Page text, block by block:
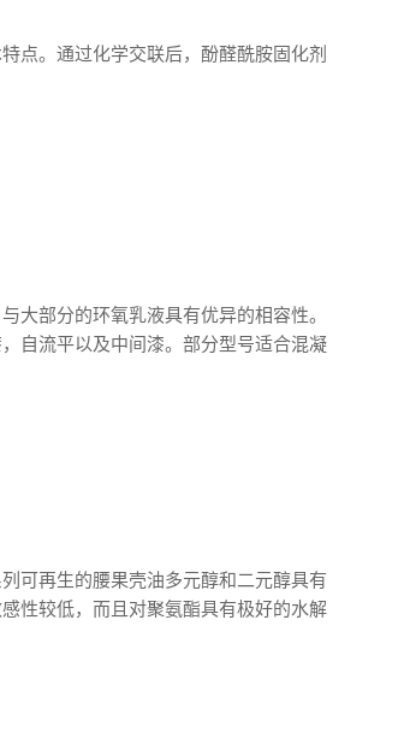
点。通过化学交联后，酚醛酰胺固化剂
大部分的环氧乳液具有优异的相容性。
自流平以及中间漆。部分型号适合混凝
可再生的腰果壳油多元醇和二元醇具有
性较低，而且对聚氨酯具有极好的水解